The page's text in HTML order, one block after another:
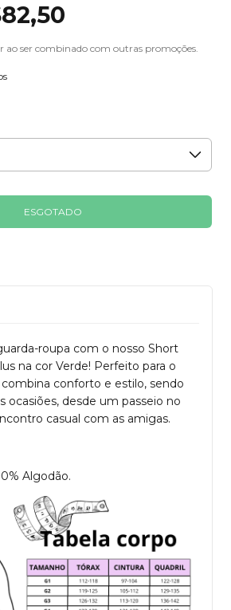
ao ser combinado com outras promoções.
roupa com o nosso Short
na cor Verde! Perfeito para o
conforto e estilo, sendo
ocasiões, desde um passeio no
casual com as amigas.
Algodão.